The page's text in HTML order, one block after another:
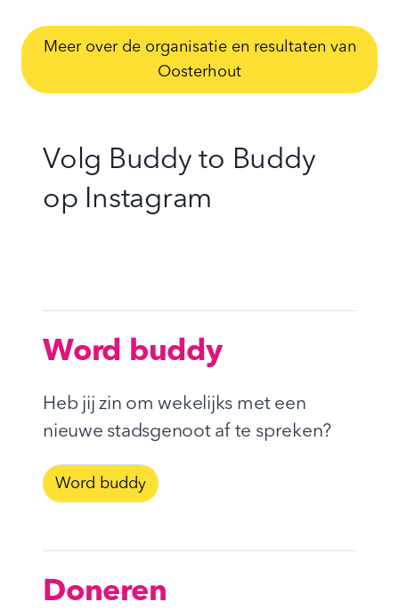
Meer over de organisatie en resultaten van
Oosterhout
Volg Buddy to Buddy
op Instagram
Word buddy
Heb jij zin om wekelijks met een
nieuwe stadsgenoot af te spreken?
Word buddy
Doneren